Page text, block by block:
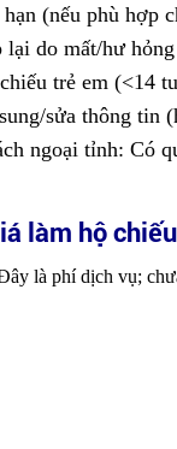
(nếu phù hợp
lại do mất/hư
trẻ em (<14
sửa thông tin
ngoại tỉnh: Có
làm hộ
là phí dịch vụ;